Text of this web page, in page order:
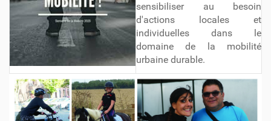
sensibiliser au besoin
d'actions locales et
individuelles dans le
domaine de la mobilité
urbaine durable.